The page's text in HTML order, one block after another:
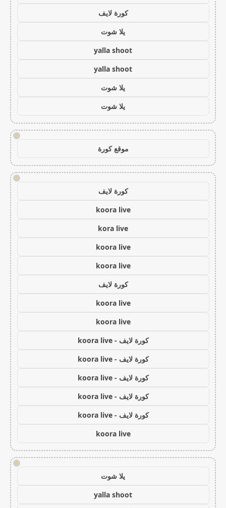
كورة لايف
يلا شوت
yalla shoot
yalla shoot
يلا شوت
يلا شوت
!
موقع كورة
!
كورة لايف
koora live
kora live
koora live
koora live
كورة لايف
koora live
koora live
كورة لايف - koora live
كورة لايف - koora live
كورة لايف - koora live
كورة لايف - koora live
كورة لايف - koora live
koora live
!
يلا شوت
yalla shoot